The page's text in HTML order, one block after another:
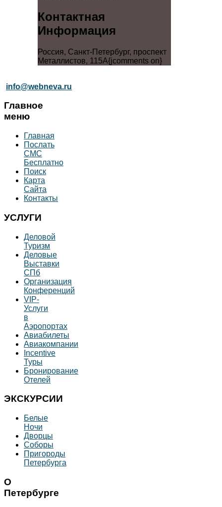
Контактная
Информация
Россия, Санкт-Петербург, проспект
Металлистов, 115А{jcomments on}
info@webneva.ru
Главное
меню
Главная
Послать
СМС
Бесплатно
Поиск
Карта
Сайта
Контакты
УСЛУГИ
Деловой
Туризм
Деловые
Выставки
СПб
Организация
Конференций
VIP-
Услуги
в
Аэропортах
Авиабилеты
Авиакомпании
Incentive
Туры
Бронирование
Отелей
ЭКСКУРСИИ
Белые
Ночи
Дворцы
Соборы
Пригороды
Петербурга
О
Петербурге